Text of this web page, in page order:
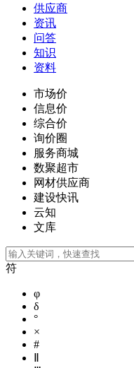
供应商
资讯
问答
知识
资料
市场价
信息价
综合价
询价圈
服务商城
数聚超市
网材供应商
建设快讯
云知
文库
符
φ
δ
°
×
#